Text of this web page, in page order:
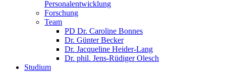
Personalentwicklung
Forschung
Team
PD Dr. Caroline Bonnes
Dr. Günter Becker
Dr. Jacqueline Heider-Lang
Dr. phil. Jens-Rüdiger Olesch
Studium